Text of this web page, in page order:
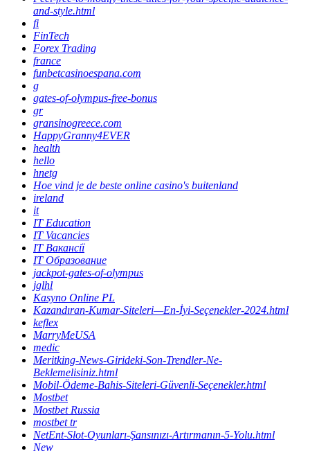
and-style.html
fi
FinTech
Forex Trading
france
funbetcasinoespana.com
g
gates-of-olympus-free-bonus
gr
gransinogreece.com
HappyGranny4EVER
health
hello
hnetg
Hoe vind je de beste online casino's buitenland
ireland
it
IT Education
IT Vacancies
IT Вакансії
IT Образование
jackpot-gates-of-olympus
jglhl
Kasyno Online PL
Kazandıran-Kumar-Siteleri—En-İyi-Seçenekler-2024.html
keflex
MarryMeUSA
medic
Meritking-News-Girideki-Son-Trendler-Ne-
Beklemelisiniz.html
Mobil-Ödeme-Bahis-Siteleri-Güvenli-Seçenekler.html
Mostbet
Mostbet Russia
mostbet tr
NetEnt-Slot-Oyunları-Şansınızı-Artırmanın-5-Yolu.html
New